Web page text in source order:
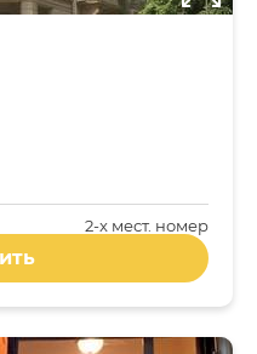
2-x мест. номер